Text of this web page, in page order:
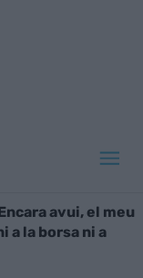
avui, el meu
a la borsa ni a